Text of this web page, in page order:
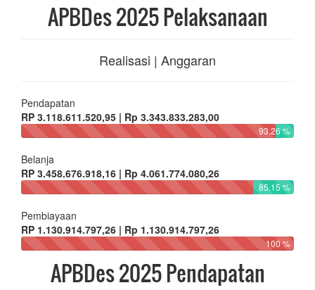
APBDes 2025 Pelaksanaan
Realisasi | Anggaran
Pendapatan
RP 3.118.611.520,95 | Rp 3.343.833.283,00
93.26 %
Belanja
RP 3.458.676.918,16 | Rp 4.061.774.080,26
85.15 %
Pembiayaan
RP 1.130.914.797,26 | Rp 1.130.914.797,26
100 %
APBDes 2025 Pendapatan